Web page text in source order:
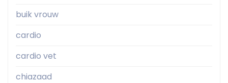
buik vrouw
cardio
cardio vet
chiazaad